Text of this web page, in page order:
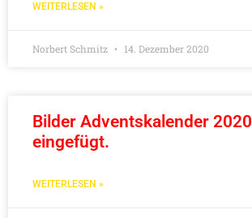
WEITERLESEN »
Norbert Schmitz 14. Dezember 2020
Bilder Adventskalender 2020
eingefügt.
WEITERLESEN »